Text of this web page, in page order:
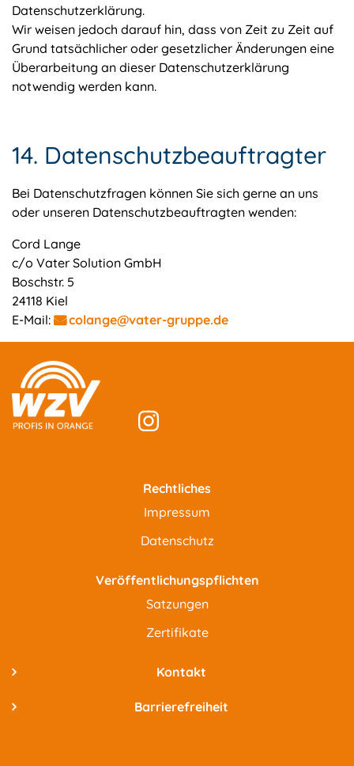
Datenschutzerklärung.
Wir weisen jedoch darauf hin, dass von Zeit zu Zeit auf
Grund tatsächlicher oder gesetzlicher Änderungen eine
Überarbeitung an dieser Datenschutzerklärung
notwendig werden kann.
14. Datenschutzbeauftragter
Bei Datenschutzfragen können Sie sich gerne an uns
oder unseren Datenschutzbeauftragten wenden:
Cord Lange
c/o Vater Solution GmbH
Boschstr. 5
24118 Kiel
E-Mail:
colange@vater-gruppe.de
Rechtliches
Impressum
Datenschutz
Veröffentlichungspflichten
Satzungen
Zertifikate
Kontakt
Barrierefreiheit